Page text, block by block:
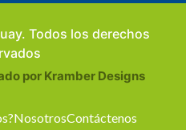
Todos los derechos
por Kramber Designs
NosotrosContáctenos